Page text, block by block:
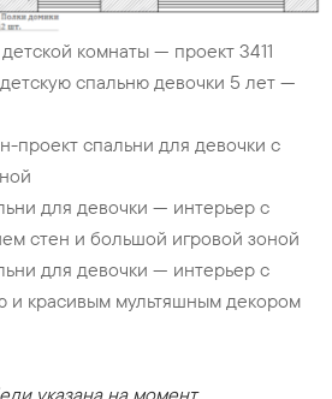
комнаты — проект 3411
спальню девочки 5 лет —
проект спальни для девочки с
для девочки — интерьер с
стен и большой игровой зоной
для девочки — интерьер с
и красивым мультяшным декором
указана на момент